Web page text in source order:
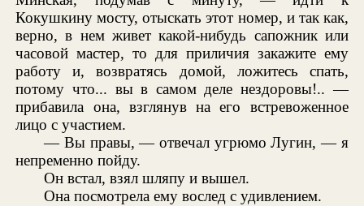
Кокушкину мосту, отыскать этот номер, и так как,
верно, в нем живет какой-нибудь сапожник или
часовой мастер, то для приличия закажите ему
работу и, возвратясь домой, ложитесь спать,
потому что... вы в самом деле нездоровы!.. —
прибавила она, взглянув на его встревоженное
лицо с участием.
— Вы правы, — отвечал угрюмо Лугин, — я
непременно пойду.
Он встал, взял шляпу и вышел.
Она посмотрела ему вослед с удивлением.